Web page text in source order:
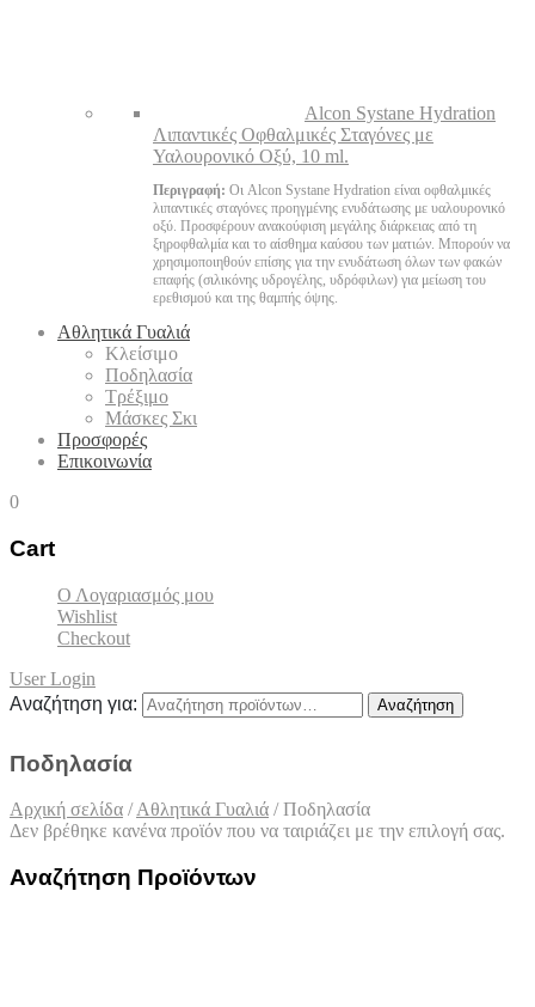
Alcon Systane Hydration
Λιπαντικές Οφθαλμικές Σταγόνες με
Υαλουρονικό Οξύ, 10 ml.
Περιγραφή: Οι Alcon Systane Hydration είναι οφθαλμικές
λιπαντικές σταγόνες προηγμένης ενυδάτωσης με υαλουρονικό
οξύ. Προσφέρουν ανακούφιση μεγάλης διάρκειας από τη
ξηροφθαλμία και το αίσθημα καύσου των ματιών. Μπορούν να
χρησιμοποιηθούν επίσης για την ενυδάτωση όλων των φακών
επαφής (σιλικόνης υδρογέλης, υδρόφιλων) για μείωση του
ερεθισμού και της θαμπής όψης.
Αθλητικά Γυαλιά
Κλείσιμο
Ποδηλασία
Τρέξιμο
Μάσκες Σκι
Προσφορές
Επικοινωνία
0
Cart
Ο Λογαριασμός μου
Wishlist
Checkout
User Login
Αναζήτηση για:
Αναζήτηση
Ποδηλασία
Αρχική σελίδα /Αθλητικά Γυαλιά /Ποδηλασία
Δεν βρέθηκε κανένα προϊόν που να ταιριάζει με την επιλογή σας.
Αναζήτηση Προϊόντων